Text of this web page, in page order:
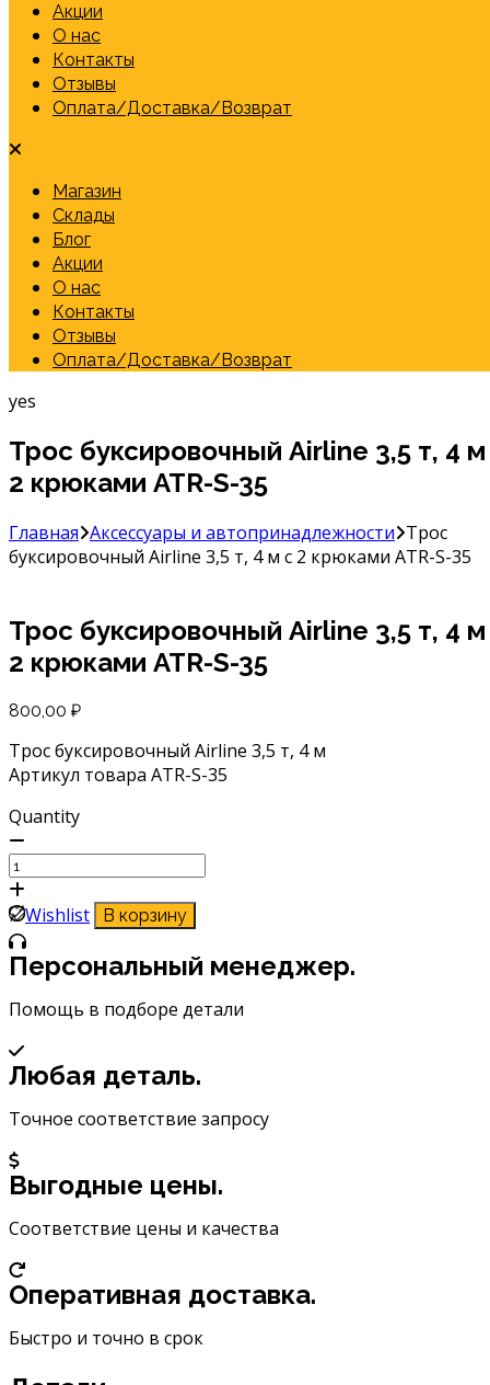
Акции
О нас
Контакты
Отзывы
Оплата/Доставка/Возврат
Магазин
Склады
Блог
Акции
О нас
Контакты
Отзывы
Оплата/Доставка/Возврат
yes
Трос буксировочный Airline 3,5 т, 4
2 крюками ATR-S-35
Главная Аксессуары и автопринадлежности Трос
буксировочный Airline 3,5 т, 4 м с 2 крюками ATR-S-35
Трос буксировочный Airline 3,5 т, 4
2 крюками ATR-S-35
800,00 ₽
Трос буксировочный Airline 3,5 т, 4 м
Артикул товара ATR-S-35
Quantity
Количество
товара
Трос
буксировочный
Airline
3,5
т,
м
с
крюками
ATR-
S-
35
Wishlist В корзину
Персональный менеджер.
Помощь в подборе детали
Любая деталь.
Точное соответствие запросу
Выгодные цены.
Соответствие цены и качества
Оперативная доставка.
Быстро и точно в срок